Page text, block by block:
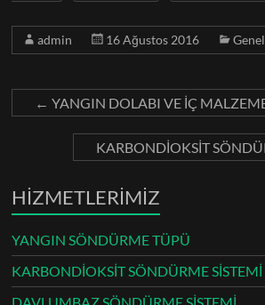
admin 16 Ağustos 2016 Genel
← YANGIN DOLABI VE İÇ
KARBONDİOKSİT
HİZMETLERİMİZ
YANGIN SÖNDÜRME TÜPÜ
KARBONDİOKSİT SÖNDÜRME SİSTEMİ